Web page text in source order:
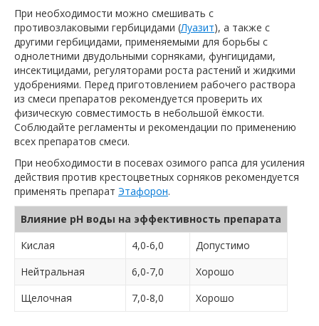
При необходимости можно смешивать с
противозлаковыми гербицидами (Луазит), а также с
другими гербицидами, применяемыми для борьбы с
однолетними двудольными сорняками, фунгицидами,
инсектицидами, регуляторами роста растений и жидкими
удобрениями. Перед приготовлением рабочего раствора
из смеси препаратов рекомендуется проверить их
физическую совместимость в небольшой ёмкости.
Соблюдайте регламенты и рекомендации по применению
всех препаратов смеси.
При необходимости в посевах озимого рапса для усиления
действия против крестоцветных сорняков рекомендуется
применять препарат Этафорон.
Влияние pH воды на эффективность препарата
Кислая
4,0-6,0
Допустимо
Нейтральная
6,0-7,0
Хорошо
Щелочная
7,0-8,0 Хорошо